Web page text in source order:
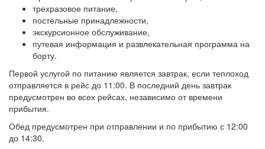
трехразовое питание,
постельные принадлежности,
экскурсионное обслуживание,
путевая информация и развлекательная программа на
борту.
Первой услугой по питанию является завтрак, если теплоход
отправляется в рейс до 11:00. В последний день завтрак
предусмотрен во всех рейсах, независимо от времени
прибытия.
Обед предусмотрен при отправлении и по прибытию с 12:00
до 14:30.